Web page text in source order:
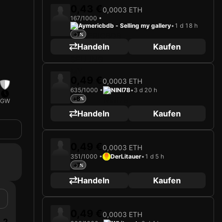
GW
0,0003 ETH
167/1000 •
Aymericbdb - Selling my gallery• 1 d 18 h
+7
Handeln Kaufen
0,0003 ETH
635/1000 • NINI78•3 d 20 h
+6
Handeln Kaufen
0,0003 ETH
351/1000 • DerLitauer• 1 d 5 h
+7
Handeln Kaufen
0,0003 ETH